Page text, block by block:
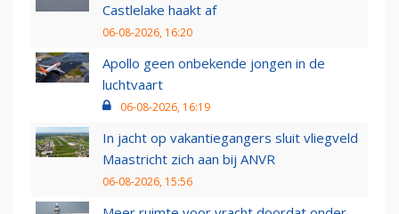
Castlelake haakt af
06-08-2026, 16:20
Apollo geen onbekende jongen in de
luchtvaart
06-08-2026, 16:19
In jacht op vakantiegangers sluit vliegveld
Maastricht zich aan bij ANVR
06-08-2026, 15:56